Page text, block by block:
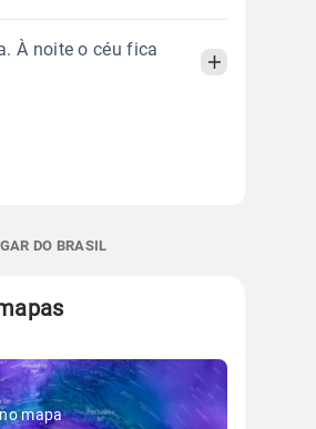
Minguante
Umidade do ar
25%61%
À noite o céu fica
21%55%
Minguante
Gráfico
DO BRASIL
mapa